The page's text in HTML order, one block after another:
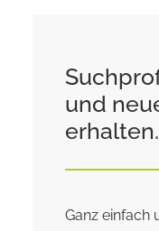
und
erhalten.
Ganz einfach